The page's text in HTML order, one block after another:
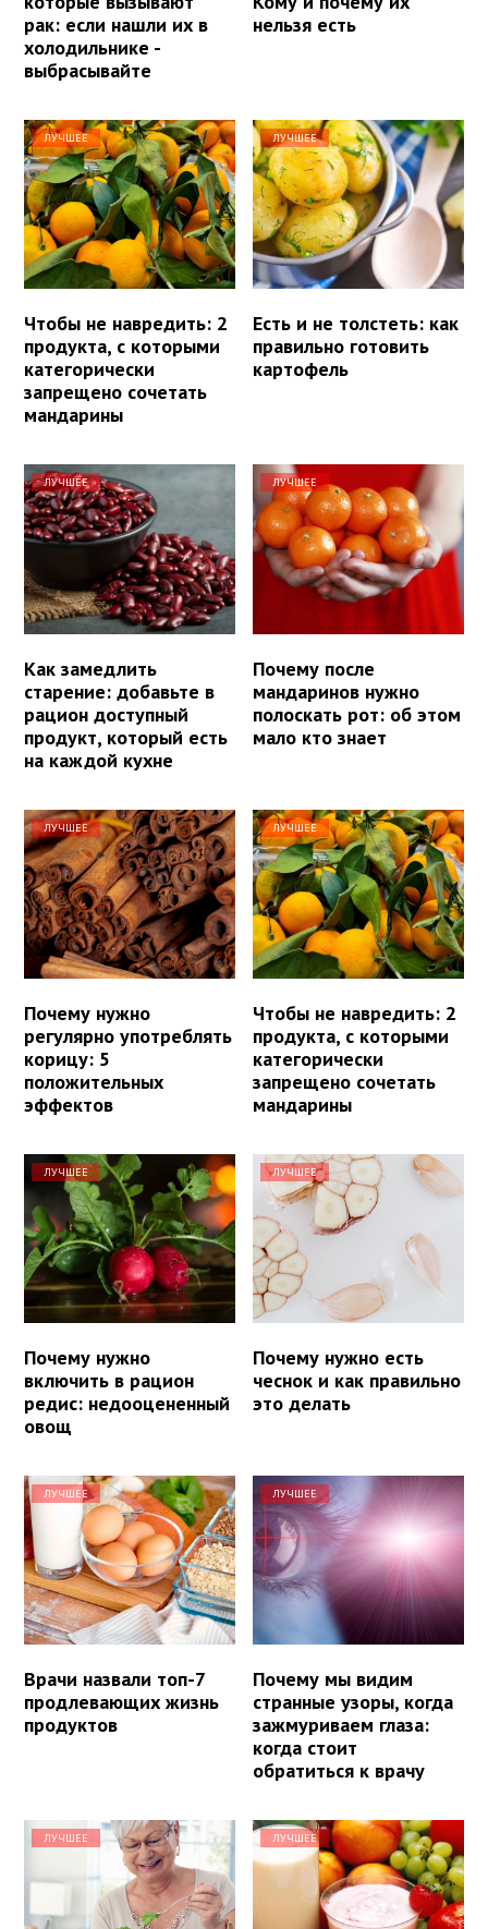
рак: если нашли их в
холодильнике -
выбрасывайте
нельзя есть
ЛУЧШЕЕ
Чтобы не навредить: 2
продукта, с которыми
категорически
запрещено сочетать
мандарины
ЛУЧШЕЕ
Есть и не толстеть: как
правильно готовить
картофель
ЛУЧШЕЕ
Как замедлить
старение: добавьте в
рацион доступный
продукт, который есть
на каждой кухне
ЛУЧШЕЕ
Почему после
мандаринов нужно
полоскать рот: об этом
мало кто знает
ЛУЧШЕЕ
Почему нужно
регулярно употреблять
корицу: 5
положительных
эффектов
ЛУЧШЕЕ
Чтобы не навредить: 2
продукта, с которыми
категорически
запрещено сочетать
мандарины
ЛУЧШЕЕ
Почему нужно
включить в рацион
редис: недооцененный
овощ
ЛУЧШЕЕ
Почему нужно есть
чеснок и как правильно
это делать
ЛУЧШЕЕ
Врачи назвали топ-7
продлевающих жизнь
продуктов
ЛУЧШЕЕ
Почему мы видим
странные узоры, когда
зажмуриваем глаза:
когда стоит
обратиться к врачу
ЛУЧШЕЕ ЛУЧШЕЕ